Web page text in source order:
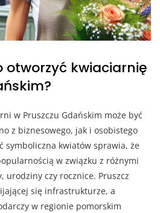
otworzyć kwiaciarnię
w Pruszczu Gdańskim może być
z biznesowego, jak i osobistego
symboliczna kwiatów sprawia, że
w związku z różnymi
urodziny czy rocznice. Pruszcz
się infrastrukturze, a
w regionie pomorskim